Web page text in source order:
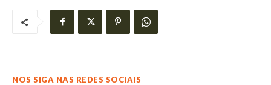
NOS SIGA NAS REDES SOCIAIS